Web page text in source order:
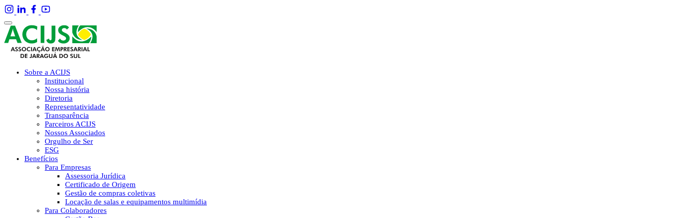
Sobre a ACIJS
Institucional
Nossa história
Diretoria
Representatividade
Transparência
Parceiros ACIJS
Nossos Associados
Orgulho de Ser
ESG
Benefícios
Para Empresas
Assessoria Jurídica
Certificado de Origem
Gestão de compras coletivas
Locação de salas e equipamentos multimídia
Para Colaboradores